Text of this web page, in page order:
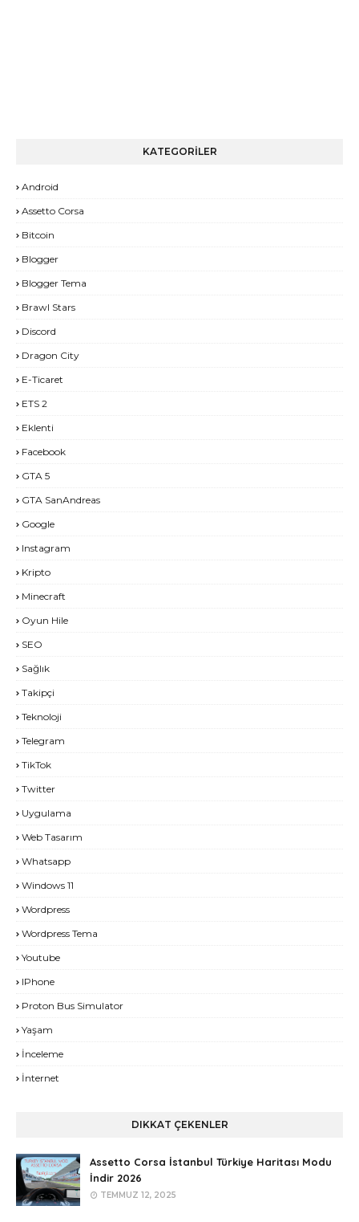
KATEGORİLER
Android
Assetto Corsa
Bitcoin
Blogger
Blogger Tema
Brawl Stars
Discord
Dragon City
E-Ticaret
ETS 2
Eklenti
Facebook
GTA 5
GTA SanAndreas
Google
Instagram
Kripto
Minecraft
Oyun Hile
SEO
Sağlık
Takipçi
Teknoloji
Telegram
TikTok
Twitter
Uygulama
Web Tasarım
Whatsapp
Windows 11
Wordpress
Wordpress Tema
Youtube
IPhone
Proton Bus Simulator
Yaşam
İnceleme
İnternet
DIKKAT ÇEKENLER
Assetto Corsa İstanbul Türkiye Haritası Modu
İndir 2026
TEMMUZ 12, 2025